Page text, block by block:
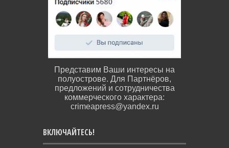
Представим Ваши интересы на
полуострове. Для Партнёров,
предложений и сотрудничества
коммерческого характера:
crimeapress@yandex.ru
ВКЛЮЧАЙТЕСЬ!